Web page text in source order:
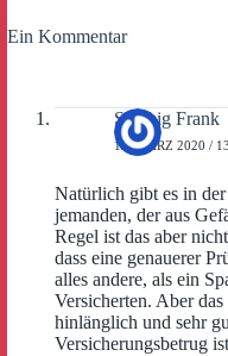
Ein Kommentar
Solveig Frank
15. MÄRZ 2020 /
Natürlich gibt es in
jemanden, der aus
Regel ist das aber
dass eine genauerer
alles andere, als ein
Versicherten. Aber
hinlänglich und sehr
Versicherungsbetrug